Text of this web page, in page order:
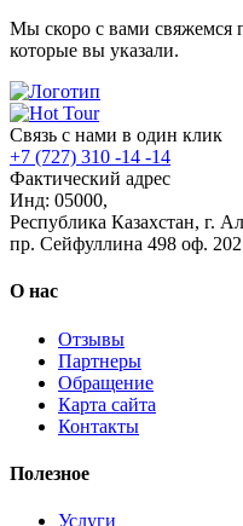
Мы скоро с вами свяжемся
которые вы указали.
Связь с нами в один клик
+7 (727) 310 -14 -14
Фактический адрес
Инд: 05000,
Республика Казахстан, г.
пр. Сейфуллина 498 оф. 202
О нас
Отзывы
Партнеры
Обращение
Карта сайта
Контакты
Полезное
Услуги